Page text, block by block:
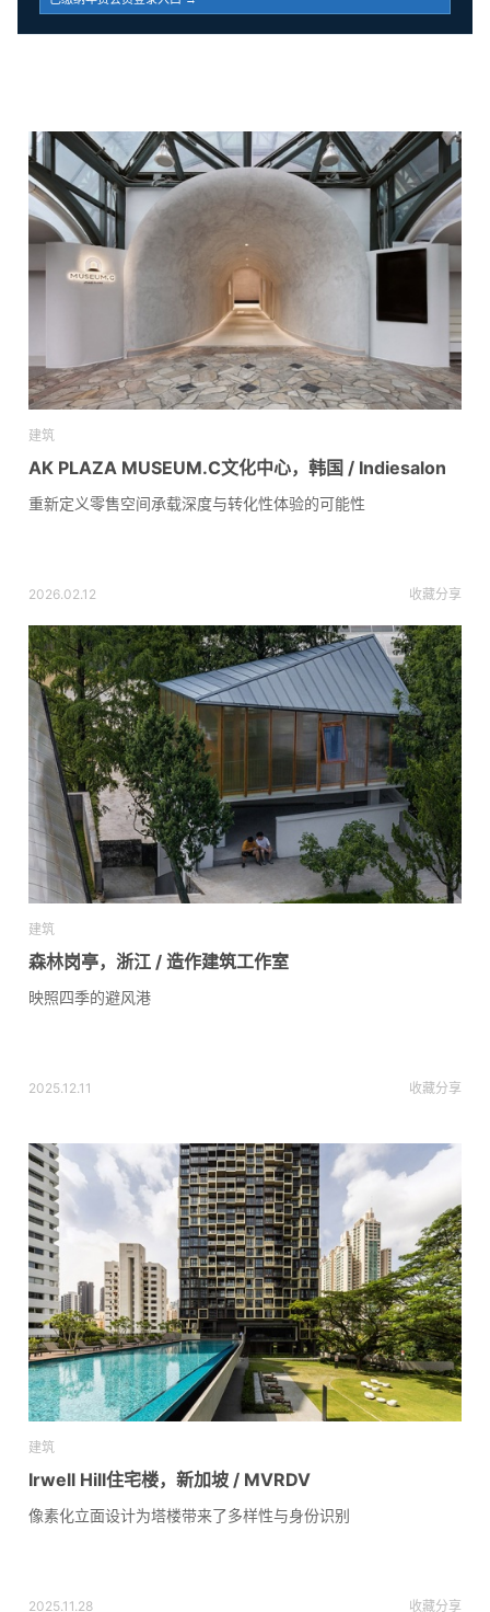
建筑
AK PLAZA MUSEUM.C文化中心，韩国 / Indiesalon
重新定义零售空间承载深度与转化性体验的可能性
2026.02.12 收藏分享
建筑
森林岗亭，浙江 / 造作建筑工作室
映照四季的避风港
2025.12.11 收藏分享
建筑
Irwell Hill住宅楼，新加坡 / MVRDV
像素化立面设计为塔楼带来了多样性与身份识别
2025.11.28 收藏分享